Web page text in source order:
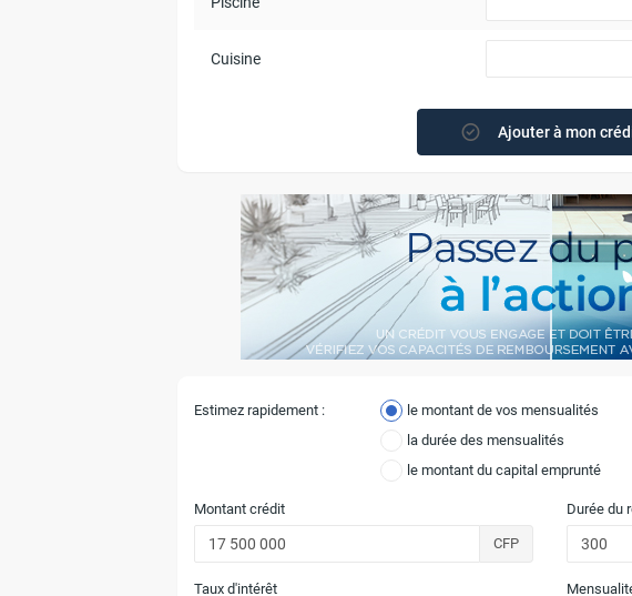
Cuisine
Ajouter à mon
Estimez rapidement :
le montant de vos mensualités
la durée des mensualités
le montant du capital emprunté
Montant crédit
CFP
Taux d'intérêt
Durée du